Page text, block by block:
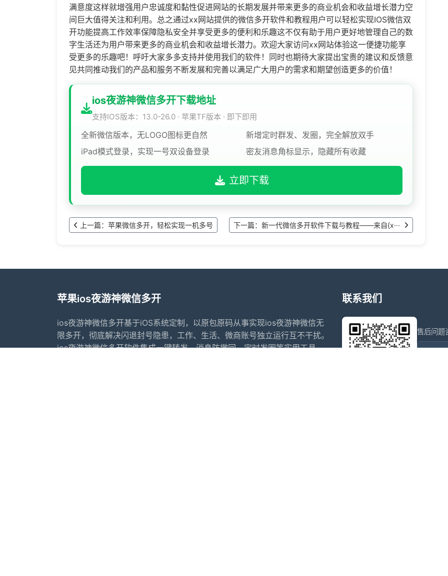
满意度这样就增强用户忠诚度和黏性促进网站的长期发展并带来更多的商业机会和收益增长潜力空
间巨大值得关注和利用。总之通过xx网站提供的微信多开软件和教程用户可以轻松实现IOS微信双
开功能提高工作效率保障隐私安全并享受更多的便利和乐趣这不仅有助于用户更好地管理自己的数
字生活还为用户带来更多的商业机会和收益增长潜力。欢迎大家访问xx网站体验这一便捷功能享
受更多的乐趣吧！呼吁大家多多支持并使用我们的软件！同时也期待大家提出宝贵的建议和反馈意
见共同推动我们的产品和服务不断发展和完善以满足广大用户的需求和期望创造更多的价值！
ios夜游神微信多开下载地址
支持IOS版本：13.0-26.0 · 苹果TF版本 · 即下即用
全新微信版本，无LOGO图标更自然
新增定时群发、发圈，完全解放双手
iPad模式登录，实现一号双设备登录
密友消息角标显示，隐藏所有收藏
立即下载
上一篇：苹果微信多开，轻松实现一机多号 下一篇：新一代微信多开软件下载与教程——来自{x···
苹果ios夜游神微信多开
ios夜游神微信多开基于iOS系统定制，以原包原码从事实现ios夜游神微信无
限多开，彻底解决闪退封号隐患，工作、生活、微商账号独立运行互不干扰。
ios夜游神微信多开软件集成一键转发、消息防撤回、定时发圈等实用工具，
联系我们
售后问题